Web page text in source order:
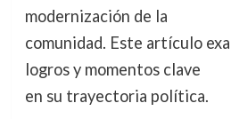
modernización de la
comunidad. Este artículo
logros y momentos clave
en su trayectoria política.